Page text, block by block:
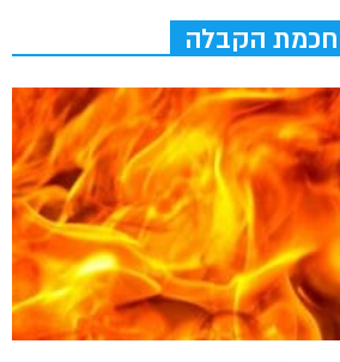
הקבלה